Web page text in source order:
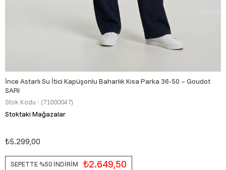
İnce Astarlı Su İtici Kapüşonlu Baharlık Kısa Parka 36-50 – Goudot
SARI
Stok Kodu (71000047)
Stoktaki Mağazalar
₺5.299,00
SEPETTE %50 İNDİRİM ₺2.649,50